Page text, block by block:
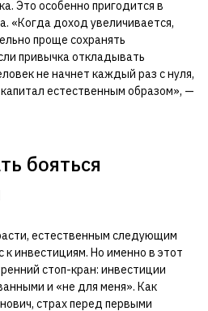
Это особенно пригодится в
«Когда доход увеличивается,
проще сохранять
привычка откладывать
не начнет каждый раз с нуля,
естественным образом», —
бояться
естественным следующим
к инвестициям. Но именно в этот
стоп-кран: инвестиции
и «не для меня». Как
страх перед первыми